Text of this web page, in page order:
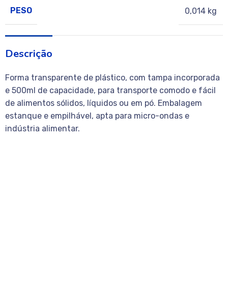
PESO 0,014 kg
Descrição
Forma transparente de plástico, com tampa incorporada
e 500ml de capacidade, para transporte comodo e fácil
de alimentos sólidos, líquidos ou em pó. Embalagem
estanque e empilhável, apta para micro-ondas e
indústria alimentar.